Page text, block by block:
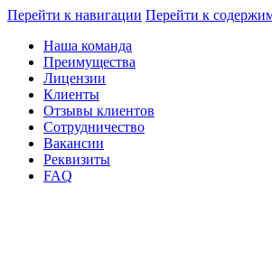
Перейти к навигации Перейти к
Наша команда
Преимущества
Лицензии
Клиенты
Отзывы клиентов
Сотрудничество
Вакансии
Реквизиты
FAQ